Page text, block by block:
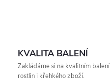
KVALITA BALENÍ
Zakládáme si na kvalitním balení
rostlin i křehkého zboží.